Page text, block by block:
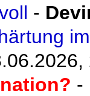
-
-